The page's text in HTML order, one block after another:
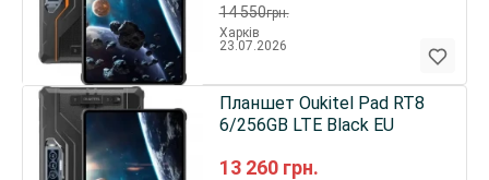
14 550грн.
Харків
23.07.2026
13 260 грн.
Планшет Oukitel Pad RT8
6/256GB LTE Black EU